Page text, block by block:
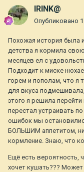
IRINK@
Опубликовано
Похожая история была
детства я кормила
месяцев ел с
Подходит к миске
горем и пополам, что я
для вкуса
этого я решила
перестал устраивать
ошибок мы
БОЛЬШИМ аппетитом,
кормление. Знаю, что
Ещё есть вероятность,
хочет кушать???